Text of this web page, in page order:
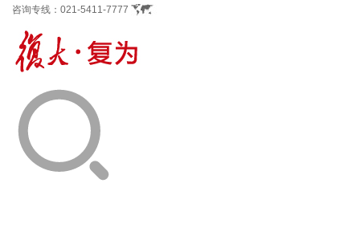
咨询专线： 021-5411-7777